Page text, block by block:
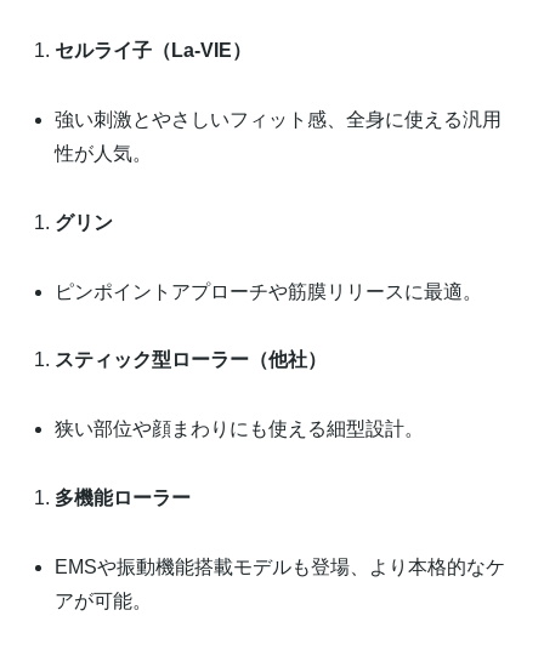
セルライ子（La-VIE）
強い刺激とやさしいフィット感、全身に使える汎用
性が人気。
グリン
ピンポイントアプローチや筋膜リリースに最適。
スティック型ローラー（他社）
狭い部位や顔まわりにも使える細型設計。
多機能ローラー
EMSや振動機能搭載モデルも登場、より本格的なケ
アが可能。